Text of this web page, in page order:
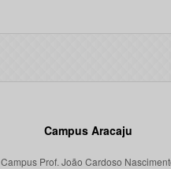
Campus Aracaju
Campus Prof. João Cardoso